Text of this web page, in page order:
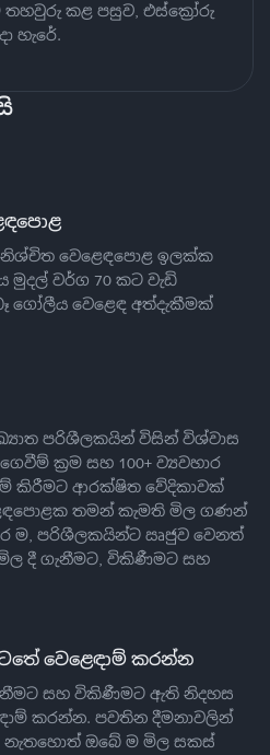
කළ පසුව, එස්ක්‍රෝරු
හැරේ.
නිශ්චිත වෙළෙඳපොළ ඉලක්ක
මුදල් වර්ග 70 කට වැඩි
ගෝලීය වෙළෙඳ අත්දැකීමක්
පරිශීලකයින් විසින් විශ්වාස
ගෙවීම් ක්‍රම සහ 100+ ව්‍යවහාර
කිරීමට ආරක්ෂිත වේදිකාවක්
තමන් කැමති මිල ගණන්
ම, පරිශීලකයින්ට ඍජුව වෙනත්
දී ගැනීමට, විකිණීමට සහ
වෙළෙඳාම් කරන්න
සහ විකිණීමට ඇති නිදහස
කරන්න. පවතින දීමනාවලින්
ඔබේ ම මිල සකස්